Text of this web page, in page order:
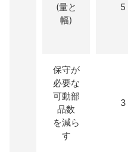
(量と
幅)
5
保守が
必要な
可動部
品数
を減ら
す
3